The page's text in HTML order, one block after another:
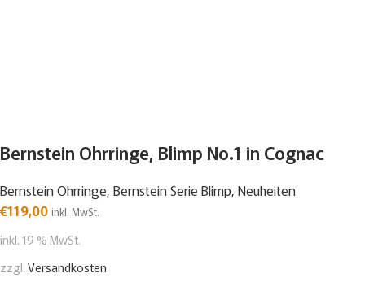
Bernstein Ohrringe, Blimp No.1 in Cognac
Bernstein Ohrringe, Bernstein Serie Blimp, Neuheiten
€119,00 inkl. MwSt.
inkl. 19 % MwSt.
zzgl.Versandkosten